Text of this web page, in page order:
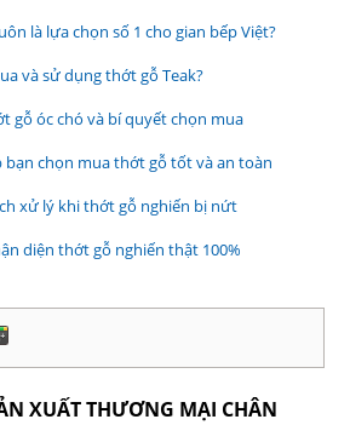
là lựa chọn số 1 cho gian bếp Việt?
và sử dụng thớt gỗ Teak?
gỗ óc chó và bí quyết chọn mua
bạn chọn mua thớt gỗ tốt và an toàn
xử lý khi thớt gỗ nghiến bị nứt
diện thớt gỗ nghiến thật 100%
XUẤT THƯƠNG MẠI CHÂN